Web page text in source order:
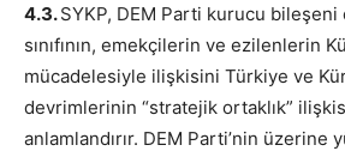
4.3.SYKP, DEM Parti kurucu
sınıfının, emekçilerin ve ezilenlerin
mücadelesiyle ilişkisini Türkiye ve
devrimlerinin “stratejik ortaklık”
anlamlandırır. DEM Parti’nin üzerine